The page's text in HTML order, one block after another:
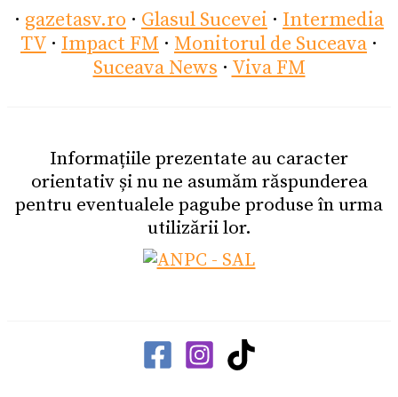
· gazetasv.ro · Glasul Sucevei · Intermedia
TV · Impact FM · Monitorul de Suceava ·
Suceava News · Viva FM
Informațiile prezentate au caracter
orientativ și nu ne asumăm răspunderea
pentru eventualele pagube produse în urma
utilizării lor.